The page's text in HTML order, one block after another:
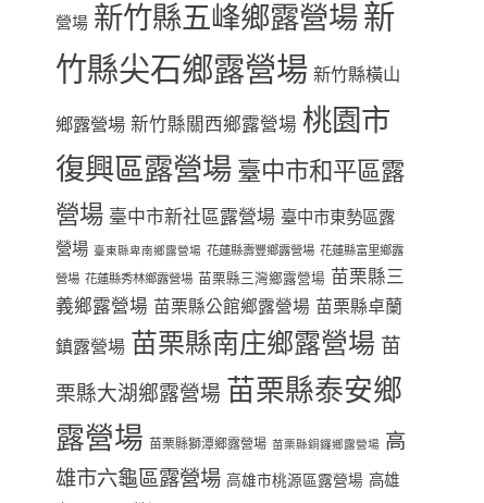
營場 新竹縣五峰鄉露營場新
竹縣尖石鄉露營場 新竹縣橫山
鄉露營場 新竹縣關西鄉露營場 桃園市
復興區露營場 臺中市和平區露
營場 臺中市新社區露營場 臺中市東勢區露
營場 臺東縣卑南鄉露營場 花蓮縣壽豐鄉露營場 花蓮縣富里鄉露
營場 花蓮縣秀林鄉露營場 苗栗縣三灣鄉露營場 苗栗縣三
義鄉露營場 苗栗縣公館鄉露營場 苗栗縣卓蘭
鎮露營場 苗栗縣南庄鄉露營場 苗
栗縣大湖鄉露營場 苗栗縣泰安鄉
露營場 苗栗縣獅潭鄉露營場 苗栗縣銅鑼鄉露營場 高
雄市六龜區露營場 高雄市桃源區露營場 高雄